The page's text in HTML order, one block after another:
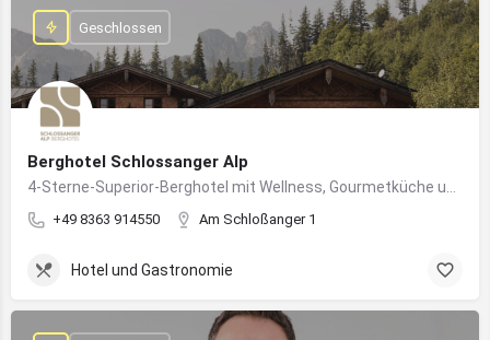
Berghotel Schlossanger Alp
+49 8363 914550 Am Schloßanger 1
Geschlossen
Hotel und Gastronomie